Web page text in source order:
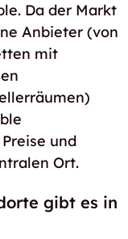
Da der Markt
Anbieter (von
mit
und
Ort.
gibt es in